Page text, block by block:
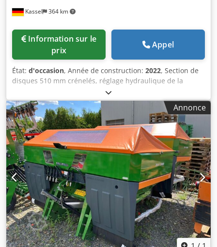
Kassel 364 km
prix
Appel
État: d'occasion, Année de construction: 2022, Section de
disques 510 mm crénelés, réglage hydraulique de la
profondeur de travail section de disques / réglage
hydraulique de la profondeur de travail de l’unité
niveleuse, dents C-Mix-Ultra pour Ceus 50 / réglage
hydraulique de la profondeur de travail du champ de
dents avec timon hydraulique, soc HD 80 mm / (14/K1)
Dodpfxstz Tpls Aidjck
Annonce